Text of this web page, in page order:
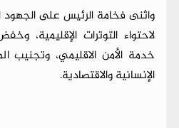
واثنى فخامة الرئيس على الجهود
لاحتواء التوترات الإقليمية،
خدمة الأمن الاقليمي، وتجنيب
الإنسانية والاقتصادية.